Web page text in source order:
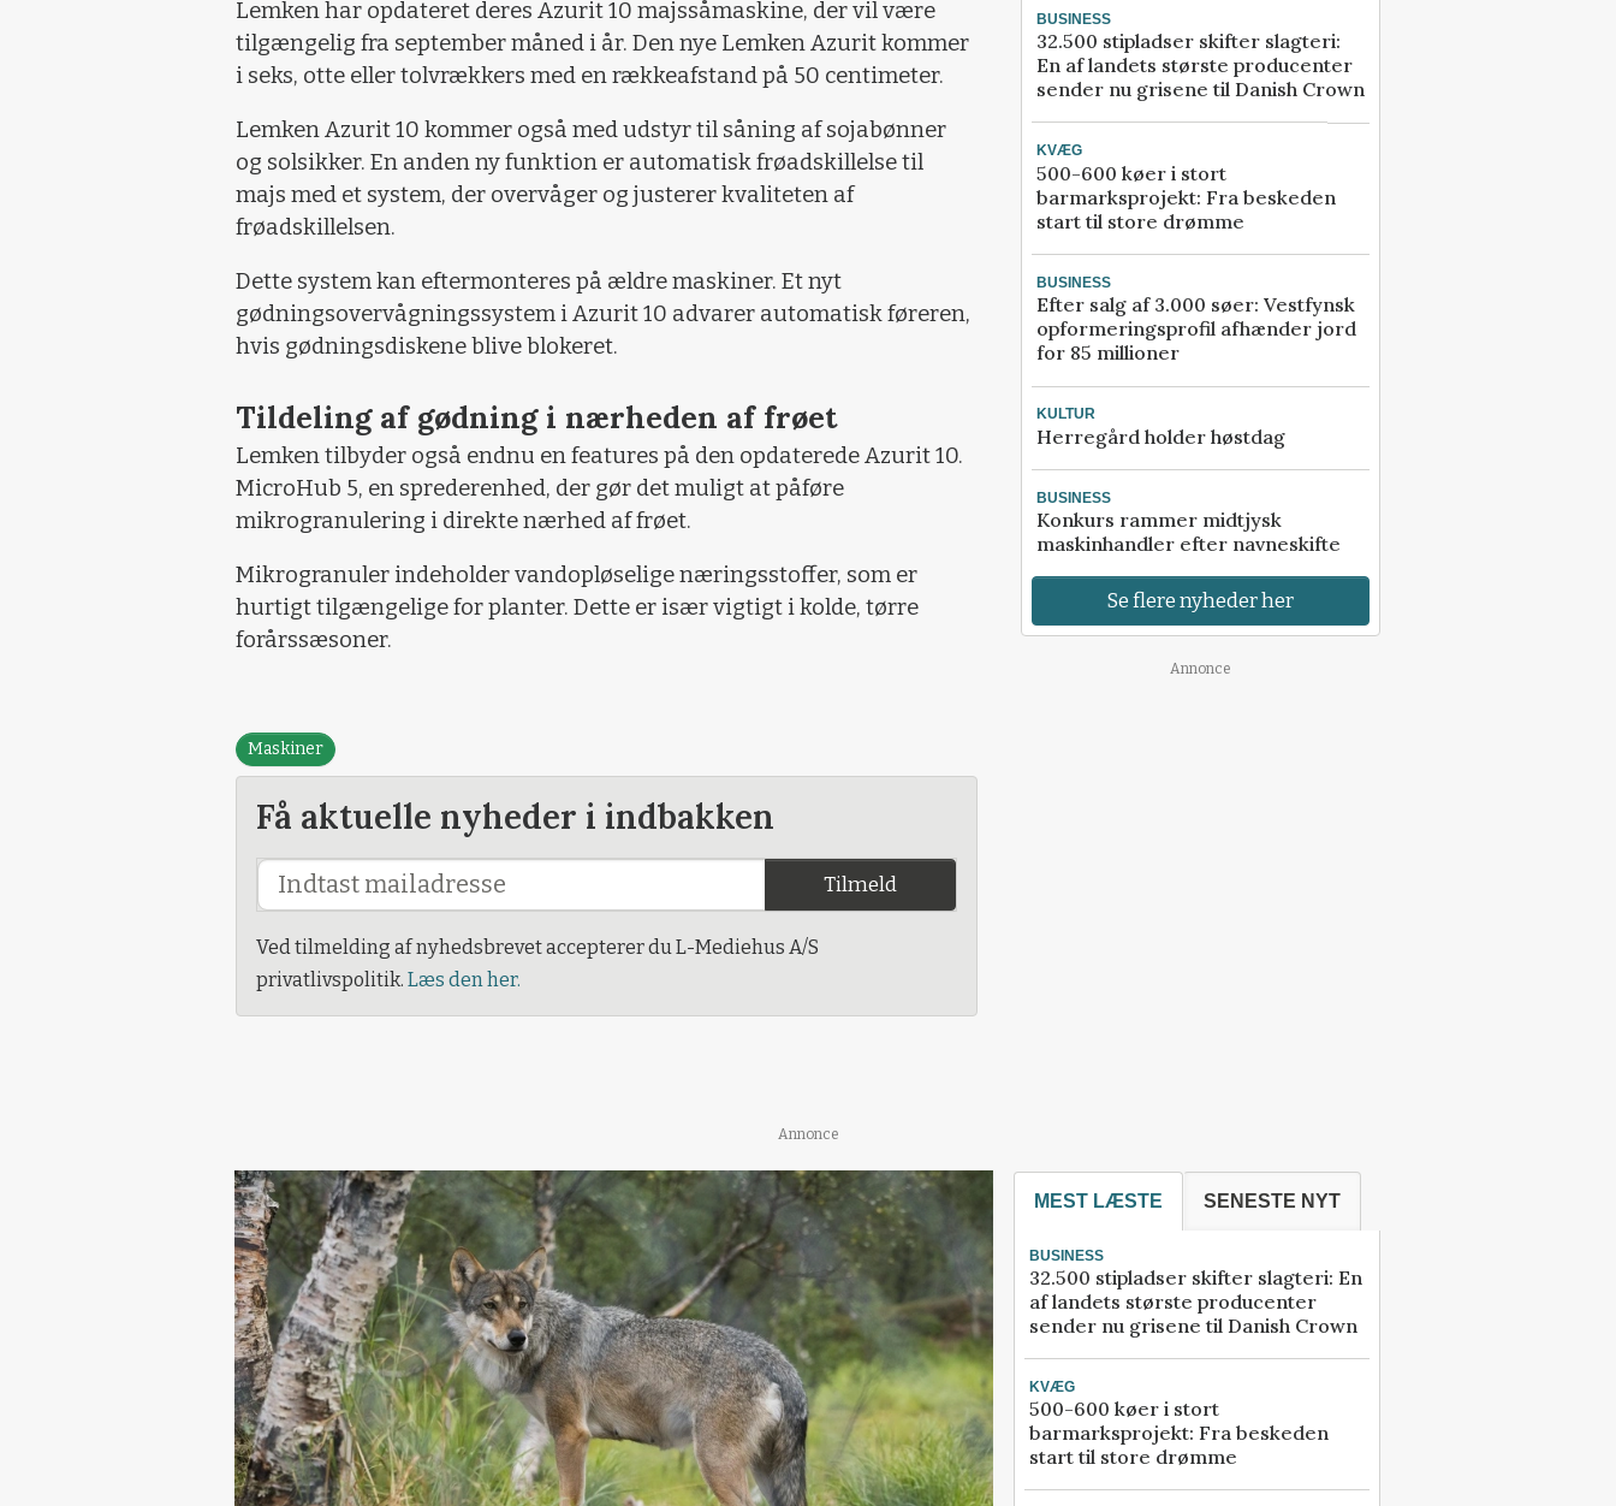
Lemken har opdateret deres Azurit 10 majssåmaskine, der vil være
tilgængelig fra september måned i år. Den nye Lemken Azurit kommer
i seks, otte eller tolvrækkers med en rækkeafstand på 50 centimeter.
Lemken Azurit 10 kommer også med udstyr til såning af sojabønner
og solsikker. En anden ny funktion er automatisk frøadskillelse til
majs med et system, der overvåger og justerer kvaliteten af
frøadskillelsen.
Dette system kan eftermonteres på ældre maskiner. Et nyt
gødningsovervågningssystem i Azurit 10 advarer automatisk føreren,
hvis gødningsdiskene blive blokeret.
Tildeling af gødning i nærheden af frøet
Lemken tilbyder også endnu en features på den opdaterede Azurit 10.
MicroHub 5, en sprederenhed, der gør det muligt at påføre
mikrogranulering i direkte nærhed af frøet.
Mikrogranuler indeholder vandopløselige næringsstoffer, som er
hurtigt tilgængelige for planter. Dette er især vigtigt i kolde, tørre
forårssæsoner.
Maskiner
Få aktuelle nyheder i indbakken
Tilmeld
Ved tilmelding af nyhedsbrevet accepterer du L-Mediehus A/S
privatlivspolitik. Læs den her.
BUSINESS
32.500 stipladser skifter slagteri:
En af landets største producenter
sender nu grisene til Danish Crown
KVÆG
500-600 køer i stort
barmarksprojekt: Fra beskeden
start til store drømme
BUSINESS
Efter salg af 3.000 søer: Vestfynsk
opformeringsprofil afhænder jord
for 85 millioner
KULTUR
Herregård holder høstdag
BUSINESS
Konkurs rammer midtjysk
maskinhandler efter navneskifte
Se flere nyheder her
Annonce
Annonce
MEST LÆSTE SENESTE NYT
BUSINESS
32.500 stipladser skifter slagteri: En
af landets største producenter
sender nu grisene til Danish Crown
KVÆG
500-600 køer i stort
barmarksprojekt: Fra beskeden
start til store drømme